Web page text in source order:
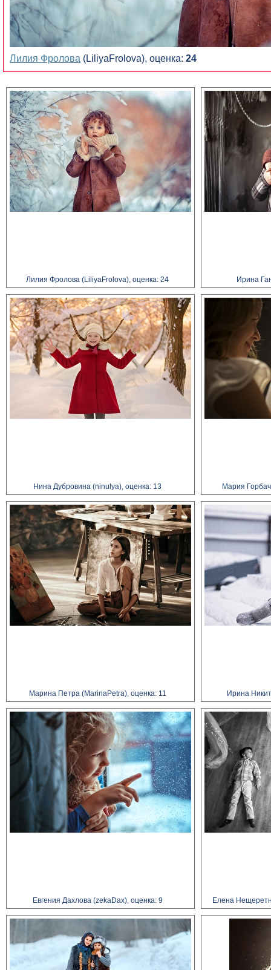
Лилия Фролова (LiliyaFrolova), оценка: 24
Лилия Фролова (LiliyaFrolova), оценка: 24 Ирина
Нина Дубровина (ninulya), оценка: 13 Мария
Марина Петра (MarinaPetra), оценка: 11 Ирина
Евгения Дахлова (zekaDax), оценка: 9 Елена